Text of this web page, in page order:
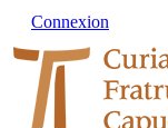
Connexion